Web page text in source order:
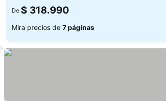
De $ 318.990
Mira precios de 7 páginas